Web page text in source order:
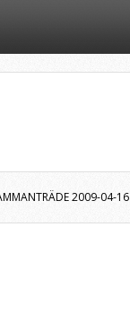
2009-04-16